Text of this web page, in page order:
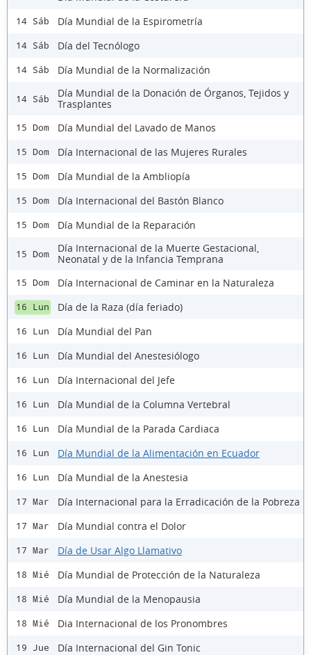
14 Sáb Día Mundial de la Espirometría
14 Sáb Día del Tecnólogo
14 Sáb Día Mundial de la Normalización
14 Sáb
Día Mundial de la Donación de Órganos, Tejidos y
Trasplantes
15 Dom Día Mundial del Lavado de Manos
15 Dom Día Internacional de las Mujeres Rurales
15 Dom Día Mundial de la Ambliopía
15 Dom Día Internacional del Bastón Blanco
15 Dom Día Mundial de la Reparación
15 Dom
Día Internacional de la Muerte Gestacional,
Neonatal y de la Infancia Temprana
15 Dom Día Internacional de Caminar en la Naturaleza
16 Lun Día de la Raza (día feriado)
16 Lun Día Mundial del Pan
16 Lun Día Mundial del Anestesiólogo
16 Lun Día Internacional del Jefe
16 Lun Día Mundial de la Columna Vertebral
16 Lun Día Mundial de la Parada Cardiaca
16 Lun Día Mundial de la Alimentación en Ecuador
16 Lun Día Mundial de la Anestesia
17 Mar Día Internacional para la Erradicación de la Pobreza
17 Mar Día Mundial contra el Dolor
17 Mar Día de Usar Algo Llamativo
18 Mié Día Mundial de Protección de la Naturaleza
18 Mié Día Mundial de la Menopausia
18 Mié Dia Internacional de los Pronombres
19 Jue Día Internacional del Gin Tonic